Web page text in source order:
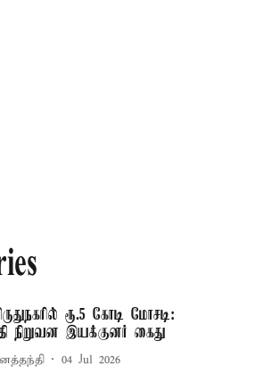
ரூ.5 கோடி மோசடி:
நிறுவன இயக்குனர் கைது
04 Jul 2026